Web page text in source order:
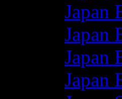
Japan
Japan
Japan
Japan